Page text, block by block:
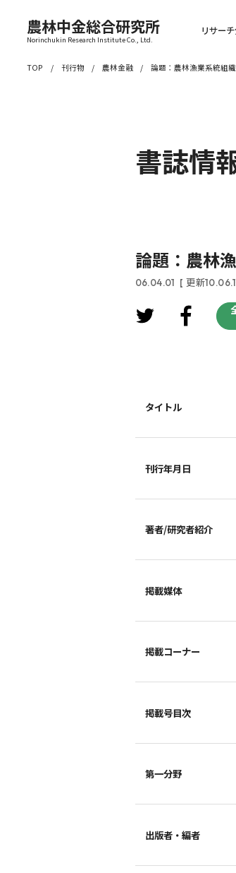
農林中金総合研究所
Norinchukin Research Institute Co., Ltd.
リサー
TOP 刊行物 農林金融 論題：農林漁業系統組
書誌情
論題：農林
06.04.01 [ 更新
タイトル
刊行年月日
著者/研究者紹介
掲載媒体
掲載コーナー
掲載号目次
第一分野
出版者・編者